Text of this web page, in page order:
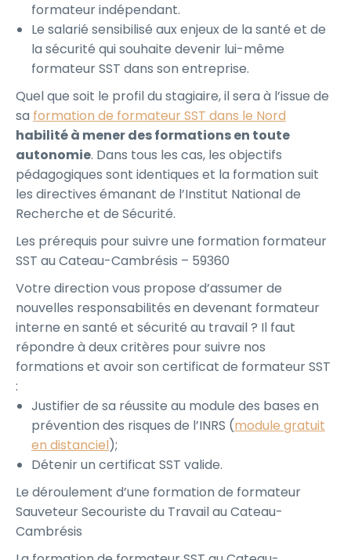
formateur indépendant.
Le salarié sensibilisé aux enjeux de la santé et de
la sécurité qui souhaite devenir lui-même
formateur SST dans son entreprise.
Quel que soit le profil du stagiaire, il sera à l’issue de
sa formation de formateur SST dans le Nord
habilité à mener des formations en toute
autonomie. Dans tous les cas, les objectifs
pédagogiques sont identiques et la formation suit
les directives émanant de l’Institut National de
Recherche et de Sécurité.
Les prérequis pour suivre une formation formateur
SST au Cateau-Cambrésis – 59360
Votre direction vous propose d’assumer de
nouvelles responsabilités en devenant formateur
interne en santé et sécurité au travail ? Il faut
répondre à deux critères pour suivre nos
formations et avoir son certificat de formateur SST
:
Justifier de sa réussite au module des bases en
prévention des risques de l’INRS (module gratuit
en distanciel);
Détenir un certificat SST valide.
Le déroulement d’une formation de formateur
Sauveteur Secouriste du Travail au Cateau-
Cambrésis